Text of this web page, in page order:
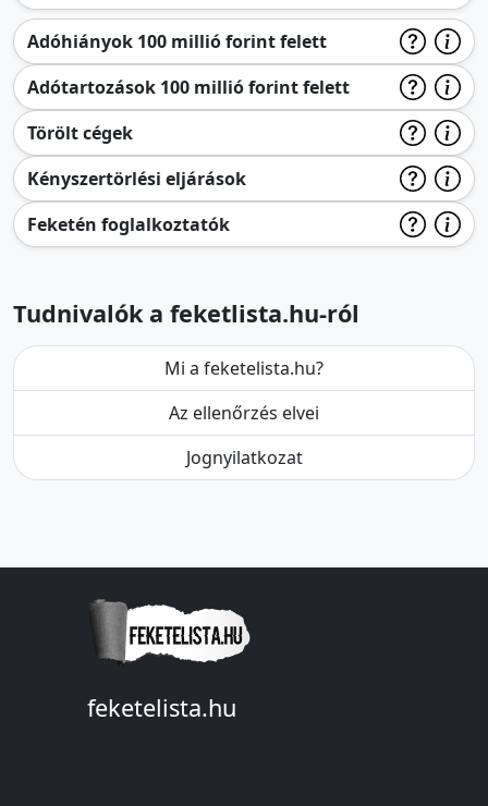
Adóhiányok 100 millió forint felett
Adótartozások 100 millió forint felett
Törölt cégek
Kényszertörlési eljárások
Feketén foglalkoztatók
Tudnivalók a feketlista.hu-ról
Mi a feketelista.hu?
Az ellenőrzés elvei
Jognyilatkozat
feketelista.hu